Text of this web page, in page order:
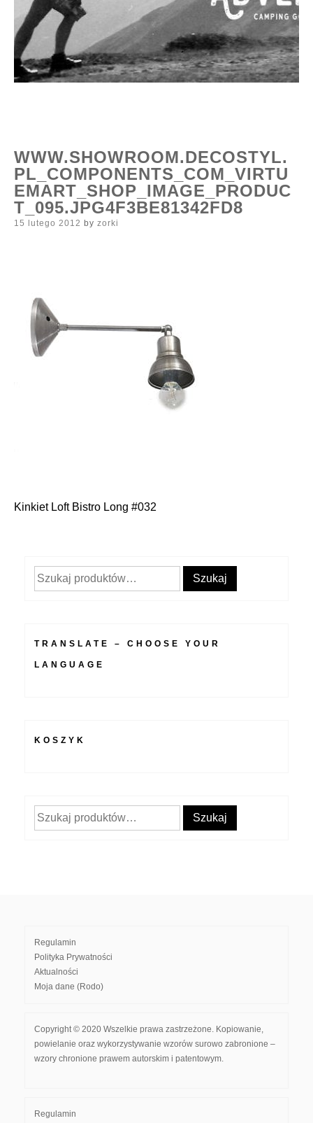
WWW.SHOWROOM.DECOSTYL.
PL_COMPONENTS_COM_VIRTU
EMART_SHOP_IMAGE_PRODUC
T_095.JPG4F3BE81342FD8
Posted
15 lutego 2012 by zorki
Nawigacja
Kinkiet Loft Bistro Long #032
Szukaj: Szukaj
TRANSLATE – CHOOSE YOUR
LANGUAGE
KOSZYK
Szukaj: Szukaj
Regulamin
Polityka Prywatności
Aktualności
Moja dane (Rodo)
Copyright © 2020 Wszelkie prawa zastrzeżone. Kopiowanie,
powielanie oraz wykorzystywanie wzorów surowo zabronione –
wzory chronione prawem autorskim i patentowym.
Regulamin